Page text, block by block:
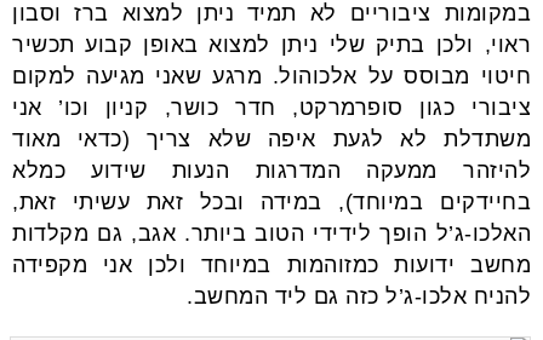
במקומות ציבוריים לא תמיד ניתן למצוא ברז וסבון
ראוי, ולכן בתיק שלי ניתן למצוא באופן קבוע תכשיר
חיטוי מבוסס על אלכוהול. מרגע שאני מגיעה למקום
ציבורי כגון סופרמרקט, חדר כושר, קניון וכו’ אני
משתדלת לא לגעת איפה שלא צריך (כדאי מאוד
להיזהר ממעקה המדרגות הנעות שידוע כמלא
בחיידקים במיוחד), במידה ובכל זאת עשיתי זאת,
האלכו-ג’ל הופך לידידי הטוב ביותר. אגב, גם מקלדות
מחשב ידועות כמזוהמות במיוחד ולכן אני מקפידה
להניח אלכו-ג’ל כזה גם ליד המחשב.